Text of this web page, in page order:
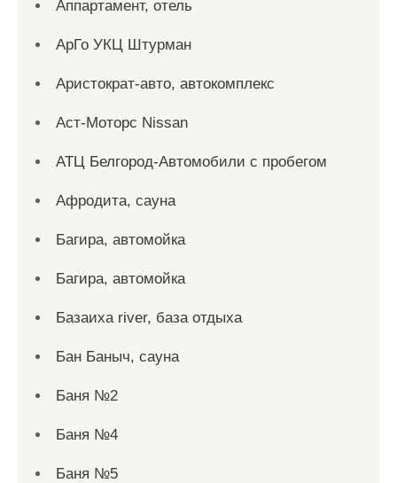
Аппартамент, отель
АрГо УКЦ Штурман
Аристократ-авто, автокомплекс
Аст-Моторс Nissan
АТЦ Белгород-Автомобили с пробегом
Афродита, сауна
Багира, автомойка
Багира, автомойка
Базаиха river, база отдыха
Бан Баныч, сауна
Баня №2
Баня №4
Баня №5